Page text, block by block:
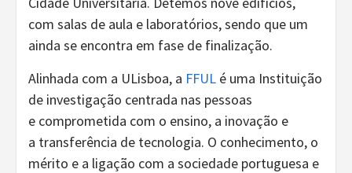
com salas de aula e laboratórios, sendo que um
ainda se encontra em fase de finalização.
Alinhada com a ULisboa, a FFUL é uma Instituição
de investigação centrada nas pessoas
e comprometida com o ensino, a inovação e
a transferência de tecnologia. O conhecimento, o
mérito e a ligação com a sociedade portuguesa e